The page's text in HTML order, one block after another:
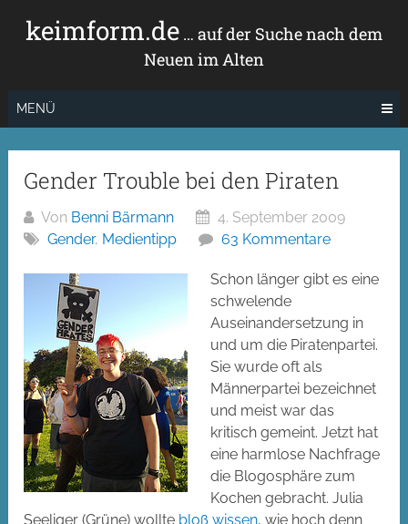
Inhaltkeimform.de… auf der Suche nach dem
Neuen im Alten
MENÜ
Gender Trouble bei den Piraten
Von Benni Bärmann
4. September 2009
Gender, Medientipp 63 Kommentare
Schon länger gibt es eine
schwelende
Auseinandersetzung in
und um die Piratenpartei.
Sie wurde oft als
Männerpartei bezeichnet
und meist war das
kritisch gemeint. Jetzt hat
eine harmlose Nachfrage
die Blogosphäre zum
Kochen gebracht. Julia
Seeliger (Grüne) wollte bloß wissen, wie hoch denn